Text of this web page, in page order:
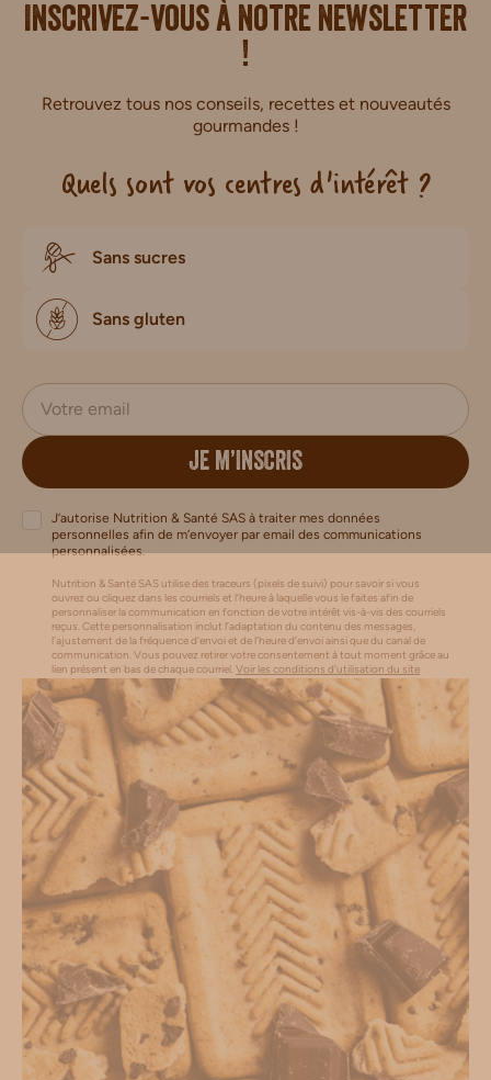
Inscrivez-vous à notre newsletter
!
Retrouvez tous nos conseils, recettes et nouveautés
gourmandes !
Quels sont vos centres d'intérêt ?
Sans sucres
Sans gluten
JE M’INSCRIS
J’autorise Nutrition & Santé SAS à traiter mes données
personnelles afin de m’envoyer par email des communications
personnalisées.
Nutrition & Santé SAS utilise des traceurs (pixels de suivi) pour savoir si vous
ouvrez ou cliquez dans les courriels et l’heure à laquelle vous le faites afin de
personnaliser la communication en fonction de votre intérêt vis-à-vis des courriels
reçus. Cette personnalisation inclut l’adaptation du contenu des messages,
l'ajustement de la fréquence d’envoi et de l’heure d’envoi ainsi que du canal de
communication. Vous pouvez retirer votre consentement à tout moment grâce au
lien présent en bas de chaque courriel.Voir les conditions d'utilisation du site